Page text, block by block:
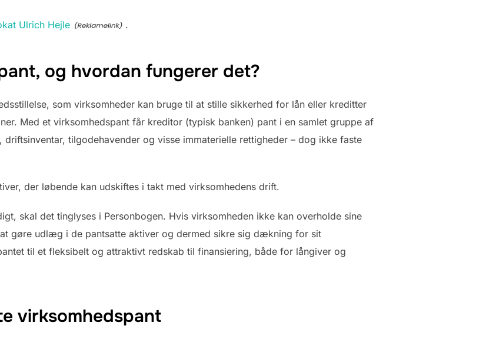
Ulrich Hejle .
og hvordan fungerer det?
som virksomheder kan bruge til at stille sikkerhed for lån eller kreditter
Med et virksomhedspant får kreditor (typisk banken) pant i en samlet gruppe af
driftsinventar, tilgodehavender og visse immaterielle rettigheder – dog ikke faste
der løbende kan udskiftes i takt med virksomhedens drift.
skal det tinglyses i Personbogen. Hvis virksomheden ikke kan overholde sine
gøre udlæg i de pantsatte aktiver og dermed sikre sig dækning for sit
til et fleksibelt og attraktivt redskab til finansiering, både for långiver og
virksomhedspant